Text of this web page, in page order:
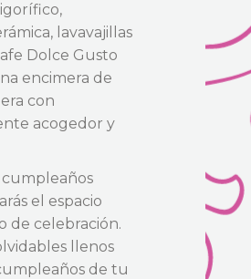
lavavajillas
Dolce Gusto
encimera de
con
acogedor y
el espacio
de celebración.
llenos
de tu